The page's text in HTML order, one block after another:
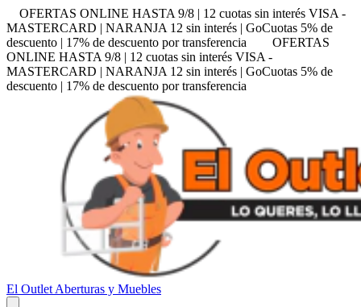
OFERTAS ONLINE HASTA 9/8 | 12 cuotas sin interés VISA -
MASTERCARD | NARANJA 12 sin interés | GoCuotas 5% de
descuento | 17% de descuento por transferencia
OFERTAS
ONLINE HASTA 9/8 | 12 cuotas sin interés VISA -
MASTERCARD | NARANJA 12 sin interés | GoCuotas 5% de
descuento | 17% de descuento por transferencia
El Outlet Aberturas y Muebles